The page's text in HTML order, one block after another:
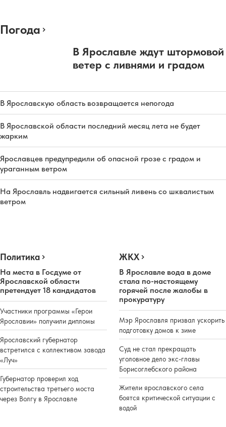
Погода
В Ярославле ждут штормовой
ветер с ливнями и градом
В Ярославскую область возвращается непогода
В Ярославской области последний месяц лета не будет
жарким
Ярославцев предупредили об опасной грозе с градом и
ураганным ветром
На Ярославль надвигается сильный ливень со шквалистым
ветром
Политика
На места в Госдуме от
Ярославской области
претендует 18 кандидатов
Участники программы «Герои
Ярославии» получили дипломы
Ярославский губернатор
встретился с коллективом завода
«Луч»
Губернатор проверил ход
строительства третьего моста
через Волгу в Ярославле
ЖКХ
В Ярославле вода в доме
стала по-настоящему
горячей после жалобы в
прокуратуру
Мэр Ярославля призвал ускорить
подготовку домов к зиме
Суд не стал прекращать
уголовное дело экс-главы
Борисоглебского района
Жители ярославского села
боятся критической ситуации с
водой